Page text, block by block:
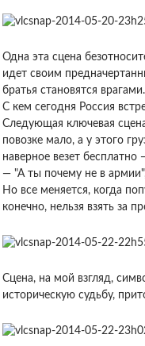
Одна эта сцена
идет своим
братья становятся врагами.
С кем сегодня Россия
Следующая ключевая
повозке мало, а у этого
наверное везет
— "А ты почему не в
Но все меняется, когда
конечно, нельзя взять за
Сцена, на мой взгляд,
историческую судьбу,